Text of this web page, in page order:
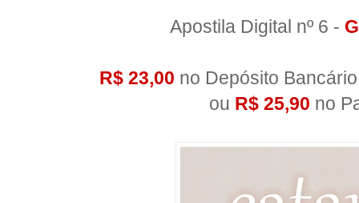
Apostila Digital nº 6 -
R$ 23,00 no Depósito
ou R$ 25,90 no